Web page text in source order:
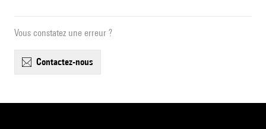
Vous constatez une erreur ?
contactez-nous